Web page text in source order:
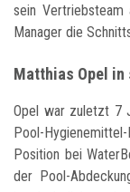
sein
Manager die
Matthias Opel in
Opel war zuletzt 7
Pool-
Position bei
der Pool-